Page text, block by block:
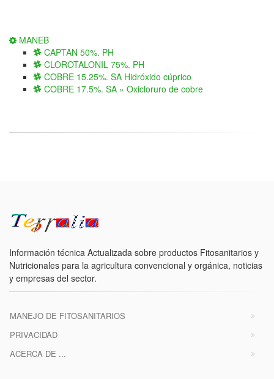
MANEB
CAPTAN 50%. PH
CLOROTALONIL 75%. PH
COBRE 15.25%. SA Hidróxido cúprico
COBRE 17.5%. SA » Oxicloruro de cobre
Información técnica Actualizada sobre productos Fitosanitarios y
Nutricionales para la agricultura convencional y orgánica, noticias
y empresas del sector.
MANEJO DE FITOSANITARIOS
PRIVACIDAD
ACERCA DE ...